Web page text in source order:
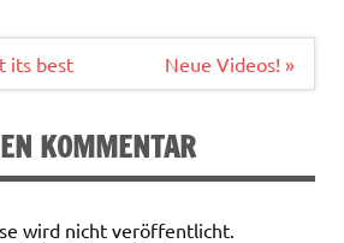
its best Neue Videos! »
KOMMENTAR
wird nicht veröffentlicht.